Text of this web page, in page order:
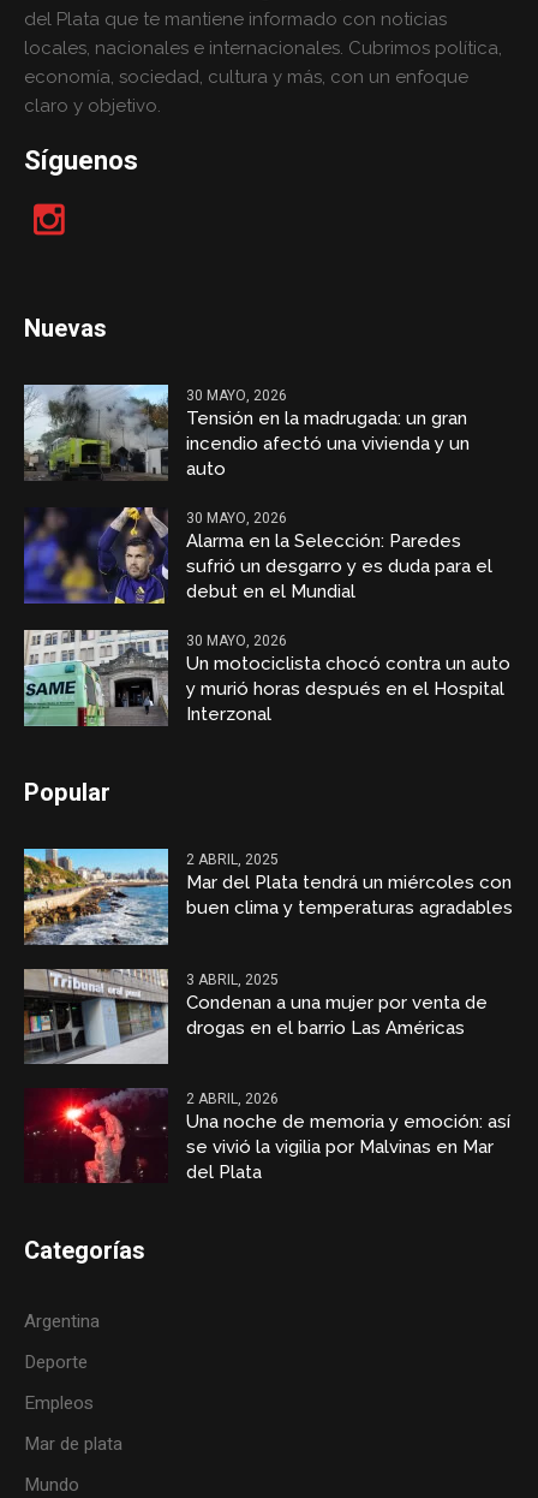
del Plata que te mantiene informado con noticias
locales, nacionales e internacionales. Cubrimos política,
economía, sociedad, cultura y más, con un enfoque
claro y objetivo.
Síguenos
Nuevas
30 MAYO, 2026
Tensión en la madrugada: un gran
incendio afectó una vivienda y un
auto
30 MAYO, 2026
Alarma en la Selección: Paredes
sufrió un desgarro y es duda para el
debut en el Mundial
30 MAYO, 2026
Un motociclista chocó contra un auto
y murió horas después en el Hospital
Interzonal
Popular
2 ABRIL, 2025
Mar del Plata tendrá un miércoles con
buen clima y temperaturas agradables
3 ABRIL, 2025
Condenan a una mujer por venta de
drogas en el barrio Las Américas
2 ABRIL, 2026
Una noche de memoria y emoción: así
se vivió la vigilia por Malvinas en Mar
del Plata
Categorías
Argentina
Deporte
Empleos
Mar de plata
Mundo